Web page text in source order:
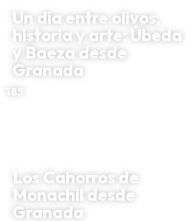
Un día entre olivos,
historia y arte: Úbeda
y Baeza desde
Granada
185
Los Cahorros de
Monachil desde
Granada